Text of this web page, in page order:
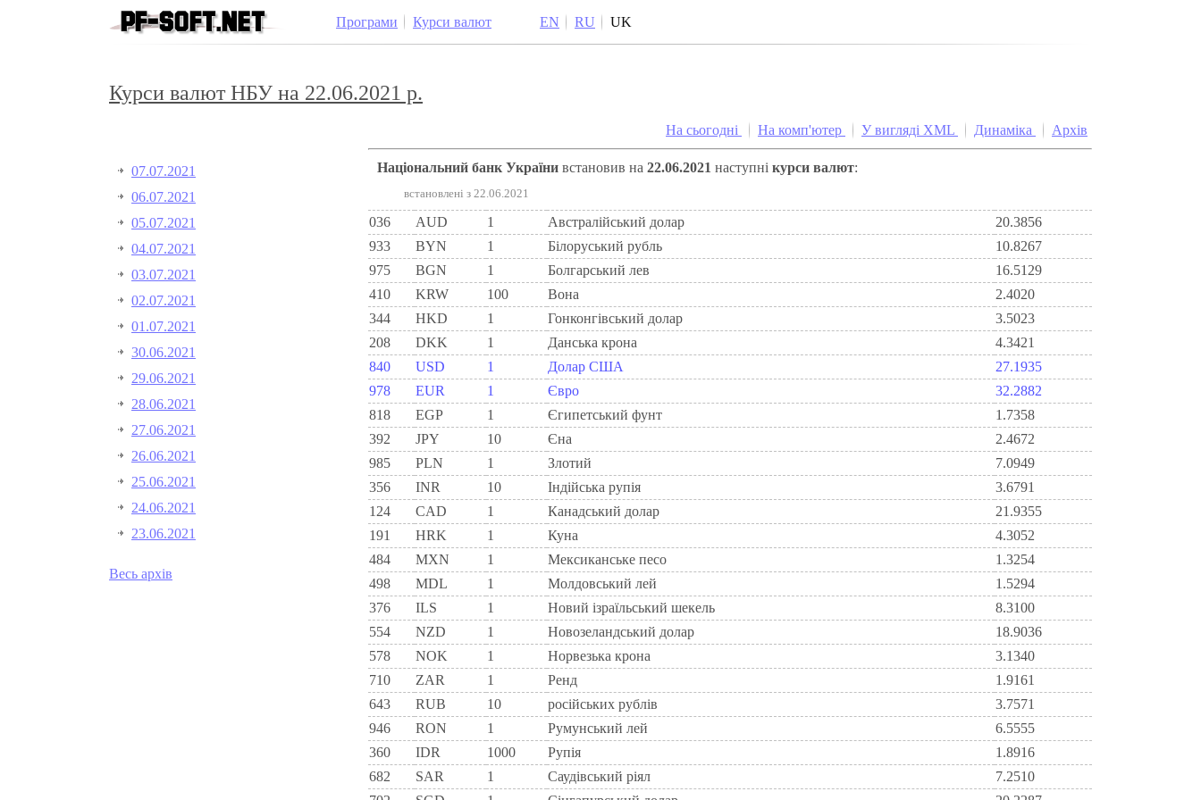
Програми Курси валют EN RU UK
Курси валют НБУ на 22.06.2021 р.
07.07.2021
06.07.2021
05.07.2021
04.07.2021
03.07.2021
02.07.2021
01.07.2021
30.06.2021
29.06.2021
28.06.2021
27.06.2021
26.06.2021
25.06.2021
24.06.2021
23.06.2021
Весь архів
На сьогодні На комп'ютер У вигляді XML Динаміка Архів
Національний банк України встановив на 22.06.2021 наступні курси валют:
встановлені з 22.06.2021
036 AUD 1 Австралійський долар
20.3856
933
BYN 1 Бiлоруський рубль
10.8267
975
BGN 1 Болгарський лев
16.5129
410
KRW 100 Вона
2.4020
344
HKD 1 Гонконгівський долар
3.5023
208
DKK 1 Данська крона
4.3421
840
USD 1 Долар США
27.1935
978
EUR 1 Євро
32.2882
818
EGP 1 Єгипетський фунт
1.7358
392
JPY 10 Єна
2.4672
985
PLN 1 Злотий
7.0949
356
INR 10 Індійська рупія
3.6791
124
CAD 1 Канадський долар
21.9355
191
HRK 1 Куна
4.3052
484
MXN 1 Мексиканське песо
1.3254
498
MDL 1 Молдовський лей
1.5294
376
ILS 1 Новий ізраїльський шекель
8.3100
554
NZD 1 Новозеландський долар
18.9036
578
NOK 1 Норвезька крона
3.1340
710
ZAR 1 Ренд
1.9161
643
RUB 10 російських рублів
3.7571
946
RON 1 Румунський лей
6.5555
360
IDR 1000 Рупія
1.8916
682
SAR 1 Саудівський ріял
7.2510